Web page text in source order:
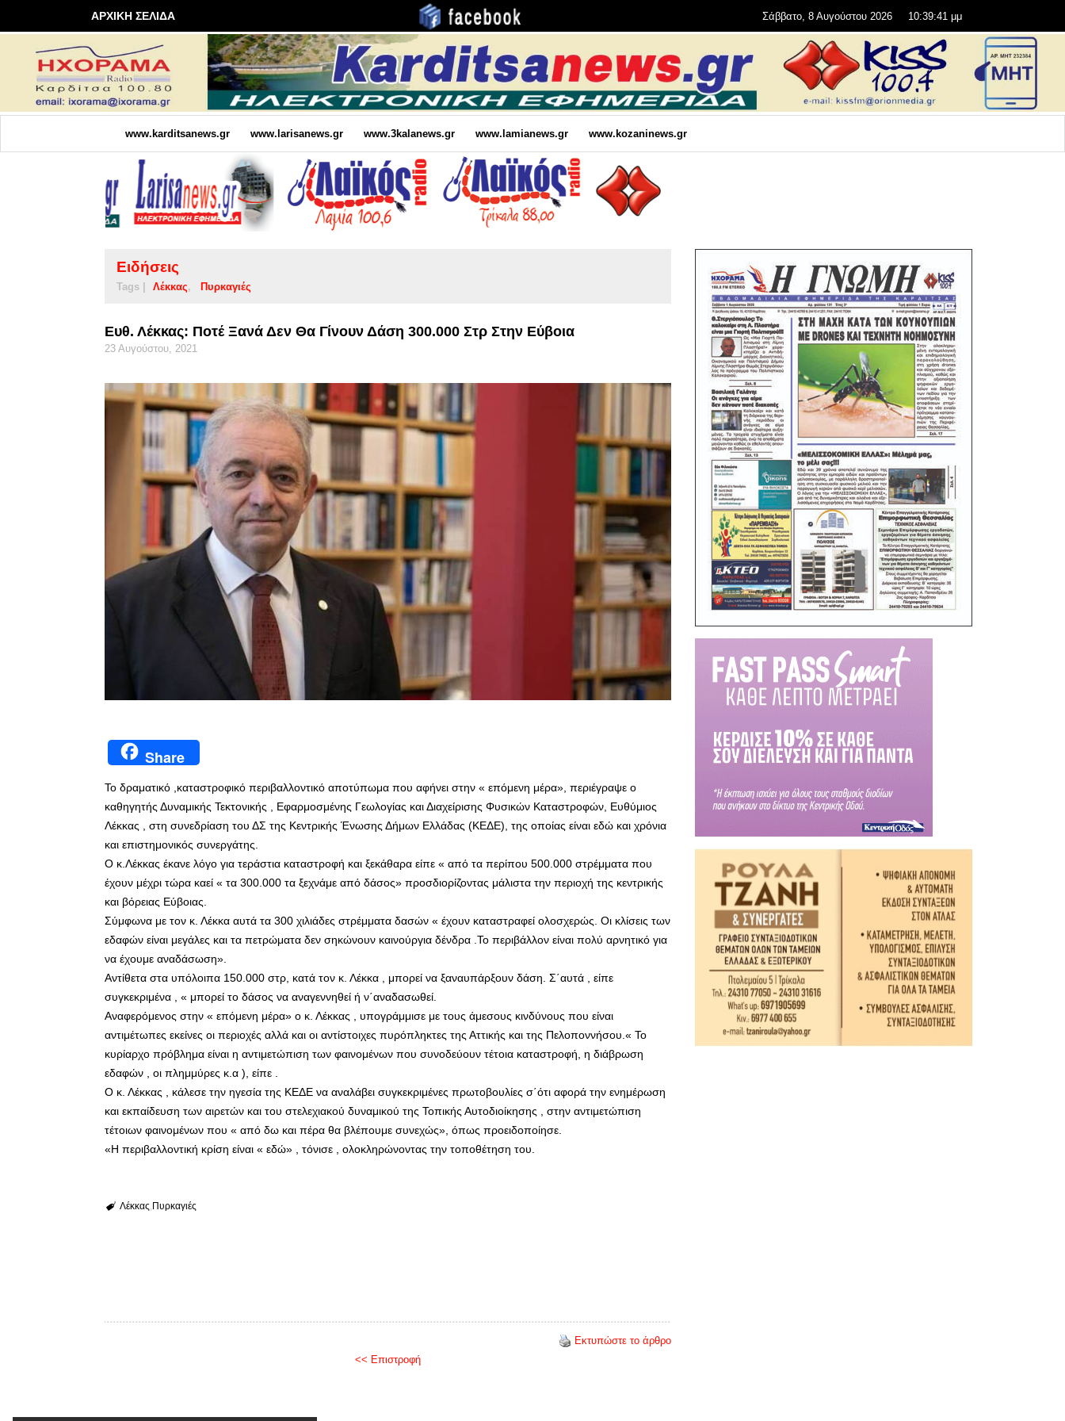
ΑΡΧΙΚΗ ΣΕΛΙΔΑ Σάββατο, 8 Αυγούστου 2026 10:39:41 μμ
www.karditsanews.gr www.larisanews.gr www.3kalanews.gr www.lamianews.gr www.kozaninews.gr
Ειδήσεις
Tags | Λέκκας Πυρκαγιές
Ευθ. Λέκκας: Ποτέ Ξανά Δεν Θα Γίνουν Δάση 300.000 Στρ Στην Εύβοια
23 Αυγούστου, 2021
Share
Το δραματικό ,καταστροφικό περιβαλλοντικό αποτύπωμα που αφήνει στην « επόμενη μέρα», περιέγραψε ο
καθηγητής Δυναμικής Τεκτονικής , Εφαρμοσμένης Γεωλογίας και Διαχείρισης Φυσικών Καταστροφών, Ευθύμιος
Λέκκας , στη συνεδρίαση του ΔΣ της Κεντρικής Ένωσης Δήμων Ελλάδας (ΚΕΔΕ), της οποίας είναι εδώ και χρόνια
και επιστημονικός συνεργάτης.
Ο κ.Λέκκας έκανε λόγο για τεράστια καταστροφή και ξεκάθαρα είπε « από τα περίπου 500.000 στρέμματα που
έχουν μέχρι τώρα καεί « τα 300.000 τα ξεχνάμε από δάσος» προσδιορίζοντας μάλιστα την περιοχή της κεντρικής
και βόρειας Εύβοιας.
Σύμφωνα με τον κ. Λέκκα αυτά τα 300 χιλιάδες στρέμματα δασών « έχουν καταστραφεί ολοσχερώς. Οι κλίσεις των
εδαφών είναι μεγάλες και τα πετρώματα δεν σηκώνουν καινούργια δένδρα .Το περιβάλλον είναι πολύ αρνητικό για
να έχουμε αναδάσωση».
Αντίθετα στα υπόλοιπα 150.000 στρ, κατά τον κ. Λέκκα , μπορεί να ξαναυπάρξουν δάση. Σ΄αυτά , είπε
συγκεκριμένα , « μπορεί το δάσος να αναγεννηθεί ή ν΄αναδασωθεί.
Αναφερόμενος στην « επόμενη μέρα» ο κ. Λέκκας , υπογράμμισε με τους άμεσους κινδύνους που είναι
αντιμέτωπες εκείνες οι περιοχές αλλά και οι αντίστοιχες πυρόπληκτες της Αττικής και της Πελοποννήσου.« Το
κυρίαρχο πρόβλημα είναι η αντιμετώπιση των φαινομένων που συνοδεύουν τέτοια καταστροφή, η διάβρωση
εδαφών , οι πλημμύρες κ.α ), είπε .
Ο κ. Λέκκας , κάλεσε την ηγεσία της ΚΕΔΕ να αναλάβει συγκεκριμένες πρωτοβουλίες σ΄ότι αφορά την ενημέρωση
και εκπαίδευση των αιρετών και του στελεχιακού δυναμικού της Τοπικής Αυτοδιοίκησης , στην αντιμετώπιση
τέτοιων φαινομένων που « από δω και πέρα θα βλέπουμε συνεχώς», όπως προειδοποίησε.
«Η περιβαλλοντική κρίση είναι « εδώ» , τόνισε , ολοκληρώνοντας την τοποθέτηση του.
Λέκκας Πυρκαγιές
Εκτυπώστε το άρθρο
<< Επιστροφή